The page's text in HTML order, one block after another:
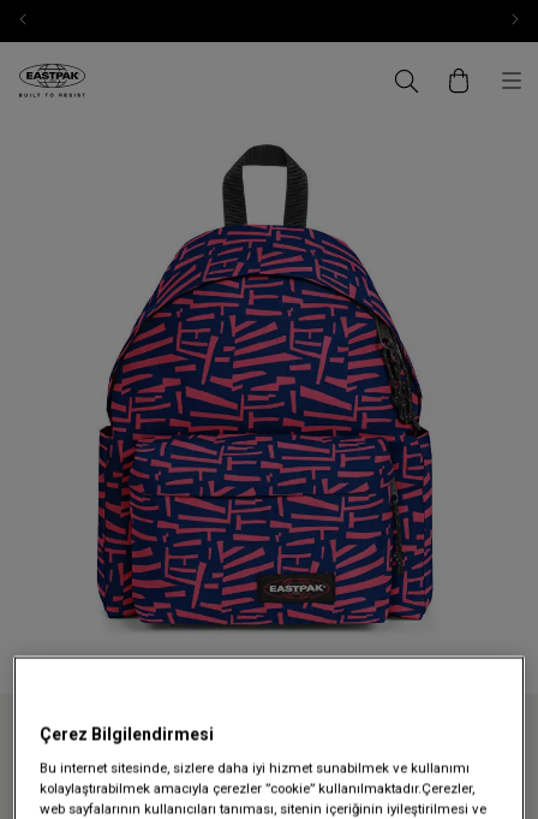
Anasayfa Sırt Çantaları
Day Pak'r
DAY PAK'R SHAPE PINK SIRT ÇANTASI
Çerez Bilgilendirmesi
Bu internet sitesinde, sizlere daha iyi hizmet sunabilmek ve kullanımı
kolaylaştırabilmek amacıyla çerezler ”cookie” kullanılmaktadır.Çerezler,
web sayfalarının kullanıcıları tanıması, sitenin içeriğinin iyileştirilmesi ve